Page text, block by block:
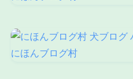
にほんブログ村